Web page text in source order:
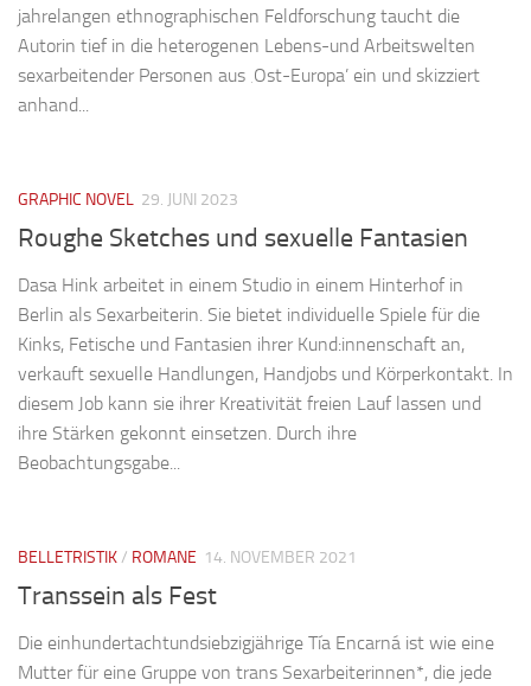
jahrelangen ethnographischen Feldforschung taucht die
Autorin tief in die heterogenen Lebens-und Arbeitswelten
sexarbeitender Personen aus ‚Ost-Europa’ ein und skizziert
anhand...
GRAPHIC NOVEL 29. JUNI 2023
Roughe Sketches und sexuelle Fantasien
Dasa Hink arbeitet in einem Studio in einem Hinterhof in
Berlin als Sexarbeiterin. Sie bietet individuelle Spiele für die
Kinks, Fetische und Fantasien ihrer Kund:innenschaft an,
verkauft sexuelle Handlungen, Handjobs und Körperkontakt. In
diesem Job kann sie ihrer Kreativität freien Lauf lassen und
ihre Stärken gekonnt einsetzen. Durch ihre
Beobachtungsgabe...
BELLETRISTIK/ ROMANE 14. NOVEMBER 2021
Transsein als Fest
Die einhundertachtundsiebzigjährige Tía Encarná ist wie eine
Mutter für eine Gruppe von trans Sexarbeiterinnen*, die jede